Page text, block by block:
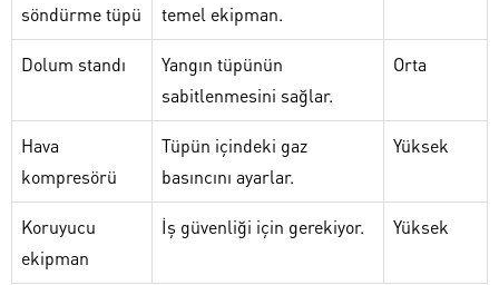
söndürme tüpü
temel ekipman.
Dolum standı
Yangın tüpünün
sabitlenmesini sağlar.
Orta
Hava
kompresörü
Tüpün içindeki gaz
basıncını ayarlar.
Yüksek
Koruyucu
ekipman
İş güvenliği için gerekiyor. Yüksek